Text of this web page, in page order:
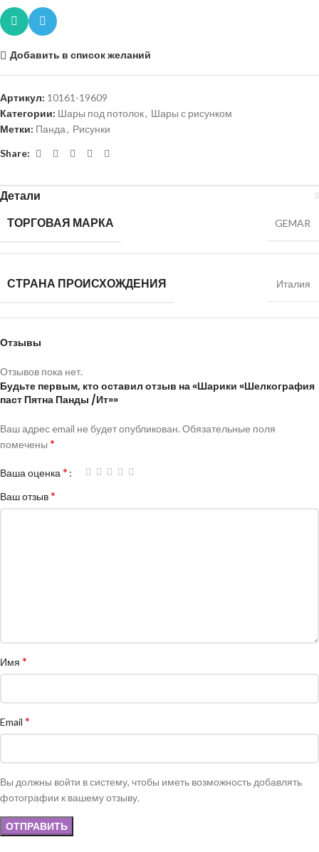
Добавить в список желаний
Артикул: 10161-19609
Категории: Шары под потолок, Шары с рисунком
Метки: Панда, Рисунки
Share:
Детали
ТОРГОВАЯ МАРКА
GEMAR
СТРАНА ПРОИСХОЖДЕНИЯ Италия
Отзывы
Отзывов пока нет.
Будьте первым, кто оставил отзыв на «Шарики «Шелкография
паст Пятна Панды /Ит»»
Ваш адрес email не будет опубликован. Обязательные поля
помечены *
Ваша оценка *
Ваш отзыв*
Имя *
Email *
Вы должны войти в систему, чтобы иметь возможность добавлять
фотографии к вашему отзыву.